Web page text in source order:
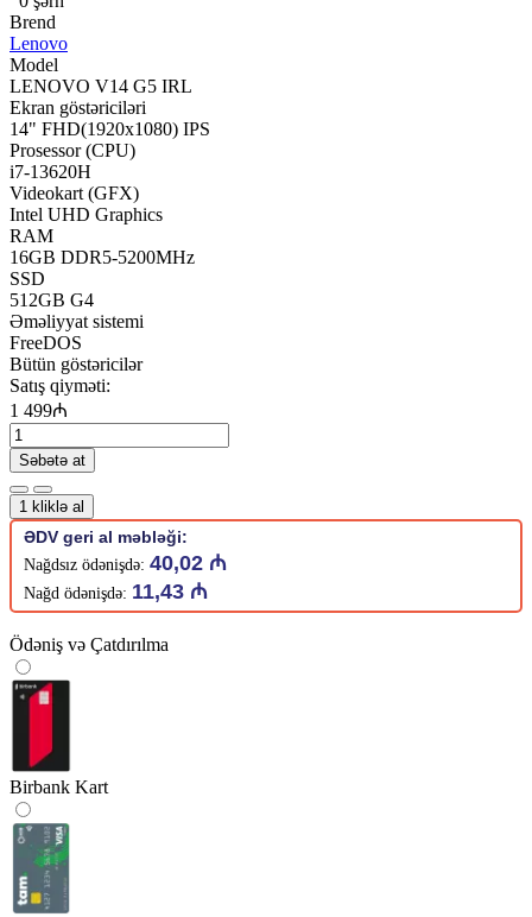
Brend
Lenovo
Model
LENOVO V14 G5 IRL
Ekran göstəriciləri
14" FHD(1920x1080) IPS
Prosessor (CPU)
i7-13620H
Videokart (GFX)
Intel UHD Graphics
RAM
16GB DDR5-5200MHz
SSD
512GB G4
Əməliyyat sistemi
FreeDOS
Bütün göstəricilər
Satış qiyməti:
1 499₼
Səbətə at
1 kliklə al
ƏDV geri al məbləği:
Nağdsız ödənişdə: 40,02 ₼
Nağd ödənişdə: 11,43 ₼
Ödəniş və Çatdırılma
Birbank Kart